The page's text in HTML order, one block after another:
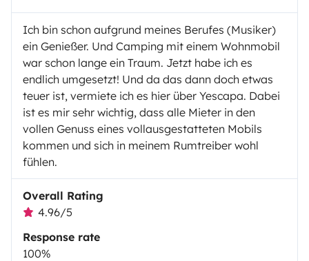
Ich bin schon aufgrund meines Berufes (Musiker)
ein Genießer. Und Camping mit einem Wohnmobil
war schon lange ein Traum. Jetzt habe ich es
endlich umgesetzt! Und da das dann doch etwas
teuer ist, vermiete ich es hier über Yescapa. Dabei
ist es mir sehr wichtig, dass alle Mieter in den
vollen Genuss eines vollausgestatteten Mobils
kommen und sich in meinem Rumtreiber wohl
fühlen.
Overall Rating
4.96/5
Response rate
100%